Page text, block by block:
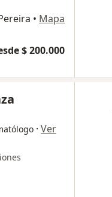
• Mapa
$ 200.000
· Ver